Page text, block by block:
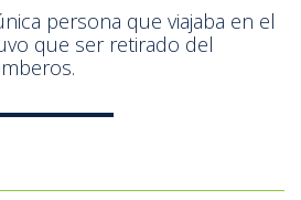
persona que viajaba en el
que ser retirado del